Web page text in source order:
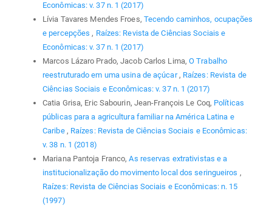
Econômicas: v. 37 n. 1 (2017)
Lívia Tavares Mendes Froes, Tecendo caminhos, ocupações
e percepções, Raízes: Revista de Ciências Sociais e
Econômicas: v. 37 n. 1 (2017)
Marcos Lázaro Prado, Jacob Carlos Lima,O Trabalho
reestruturado em uma usina de açúcar, Raízes: Revista de
Ciências Sociais e Econômicas: v. 37 n. 1 (2017)
Catia Grisa, Eric Sabourin, Jean-François Le Coq, Políticas
públicas para a agricultura familiar na América Latina e
Caribe , Raízes: Revista de Ciências Sociais e Econômicas:
v. 38 n. 1 (2018)
Mariana Pantoja Franco,As reservas extrativistas e a
institucionalização do movimento local dos seringueiros ,
Raízes: Revista de Ciências Sociais e Econômicas: n. 15
(1997)